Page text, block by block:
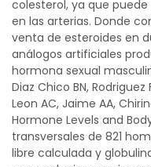
colesterol, ya que
en las arterias. Donde
venta de esteroides en
análogos artificiales
hormona sexual
Diaz Chico BN, Rodriguez
Leon AC, Jaime AA,
Hormone Levels and
transversales de 821
libre calculada y